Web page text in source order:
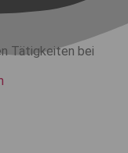
Tätigkeiten bei